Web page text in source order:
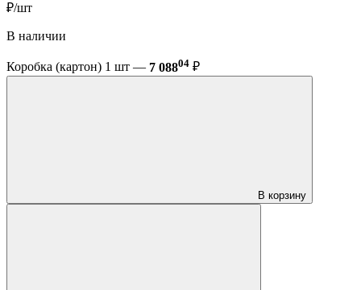
₽/шт
В наличии
Коробка (картон) 1 шт — 7 08804 ₽
В корзину